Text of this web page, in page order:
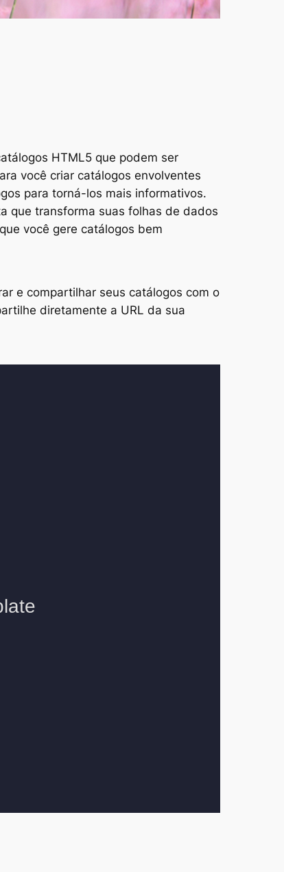
HTML5 que podem ser
você criar catálogos envolventes
para torná-los mais informativos.
que transforma suas folhas de dados
você gere catálogos bem
e compartilhar seus catálogos com o
diretamente a URL da sua